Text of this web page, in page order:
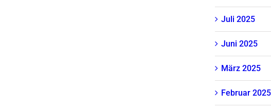
Juli 2025
Juni 2025
März 2025
Februar 2025